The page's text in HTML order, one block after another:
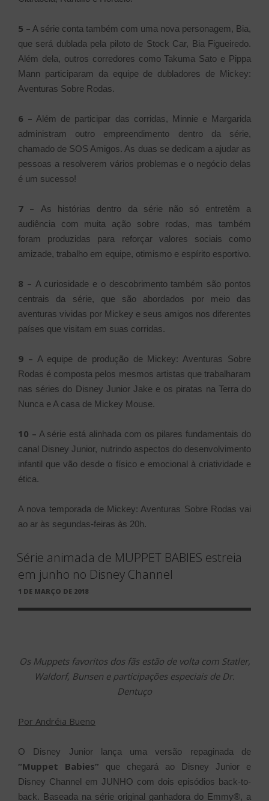
5 – A série conta também com uma nova personagem, Bia,
que será dublada pela piloto de Stock Car, Bia Figueiredo.
Além dela, outros corredores como Takuma Sato e Pippa
Mann participaram da equipe de dubladores de Mickey:
Aventuras Sobre Rodas.
6 – Além de participar das corridas, Minnie e Margarida
administram outro empreendimento dentro da série,
chamado de SOS Amigos. As duas se dedicam a ajudar as
pessoas a resolverem vários problemas e o negócio delas
é um sucesso!
7 –
As histórias dentro da série não só entretêm a
audiência com muita ação sobre rodas, mas também
foram produzidas para reforçar valores sociais como
amizade, trabalho em equipe, otimismo e espírito esportivo.
8 – A curiosidade e o descobrimento também são pontos
centrais da série, que são abordados por meio das
aventuras vividas por Mickey e seus amigos nos diferentes
países que visitam em suas corridas.
9 – A equipe de produção de Mickey: Aventuras Sobre
Rodas é composta pelos mesmos artistas que trabalharam
nas séries do Disney Junior Jake e os piratas na Terra do
Nunca e A casa de Mickey Mouse.
10 – A série está alinhada com os pilares fundamentais do
canal Disney Junior, nutrindo aspectos do desenvolvimento
infantil que vão desde o físico e emocional à criatividade e
ética.
A nova temporada de Mickey: Aventuras Sobre Rodas vai
ao ar às segundas-feiras às 20h.
Série animada de MUPPET BABIES estreia
em junho no Disney Channel
PUBLICADO
1 DE MARÇO DE 2018
Os Muppets favoritos dos fãs estão de volta com Statler,
Waldorf, Bunsen e participações especiais de Dr.
Dentuço
Por Andréia Bueno
O Disney Junior lança uma versão repaginada de
“Muppet Babies”
que chegará ao Disney Junior e
Disney Channel em JUNHO com dois episódios back-to-
back. Baseada na série original ganhadora do Emmy®, a